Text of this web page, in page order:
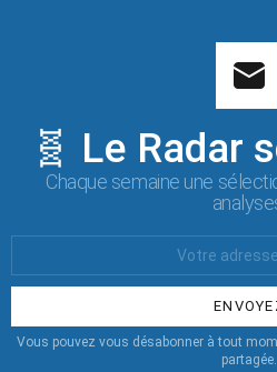
🧬 Le Radar
Chaque semaine une
:
Vous pouvez vous désabonner à tout
partagée.